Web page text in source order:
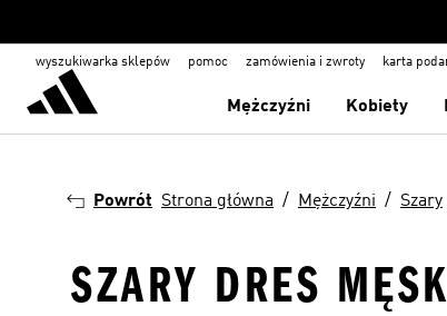
wyszukiwarka sklepów pomoc zamówienia i zwroty karta
Mężczyźni Kobiety
Powrót Strona główna Mężczyźni Szary
SZARY DRES